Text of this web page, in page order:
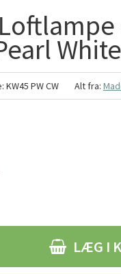
White
KW45 PW CW Alt fra:
LÆG I